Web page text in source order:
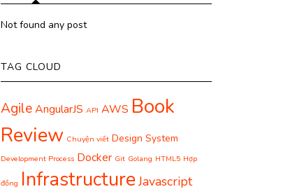
Not found any post
TAG CLOUD
AgileAngularJS API AWS Book
Review Chuyện viết Design System
Development Process Docker Git Golang HTML5 Hợp
đồng InfrastructureJavascript